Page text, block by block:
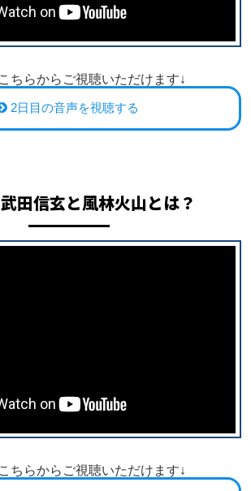
ちらからご視聴いただけます↓
2日目の音声を視聴する
武田信玄と風林火山とは？
ちらからご視聴いただけます↓